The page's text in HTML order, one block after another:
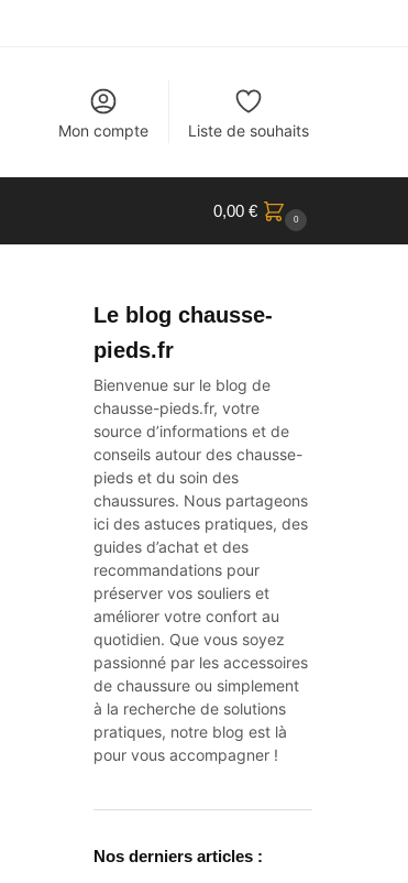
Mon compte Liste de souhaits
0,00 € 0
Le blog chausse-
pieds.fr
Bienvenue sur le blog de
chausse-pieds.fr, votre
source d’informations et de
conseils autour deschausse-
pieds et du soin des
chaussures. Nous partageons
ici des astuces pratiques, des
guides d’achat et des
recommandations pour
préserver vos souliers et
améliorer votre confort au
quotidien. Que vous soyez
passionné par les accessoires
de chaussure ou simplement
à la recherche de solutions
pratiques, notre blog est là
pour vous accompagner !
Nos derniers articles :